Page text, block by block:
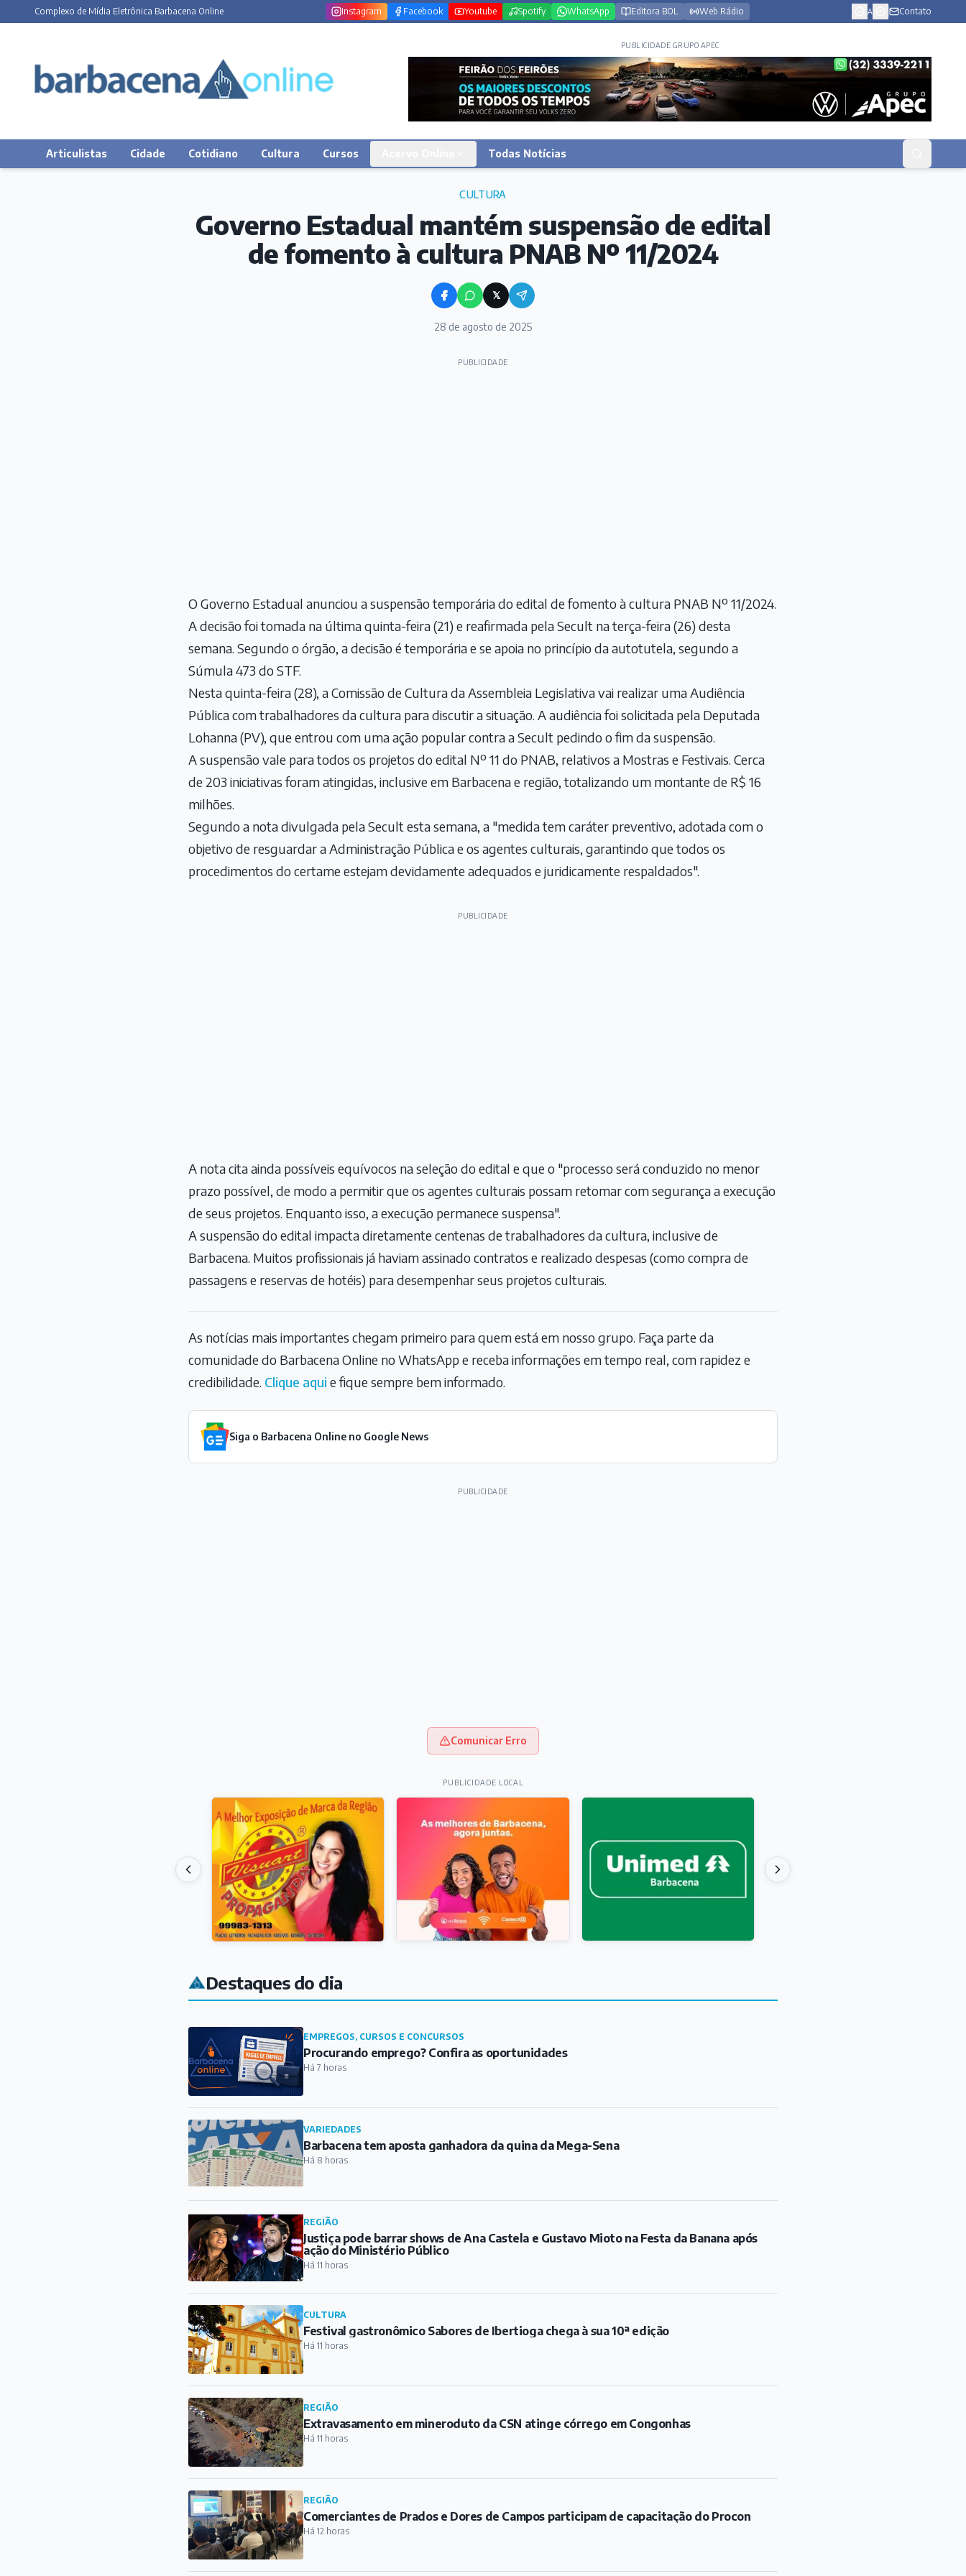
Complexo de Mídia Eletrônica Barbacena Online Instagram Facebook Youtube Spotify WhatsApp Editora BOL Web Rádio A Contato
PUBLICIDADE GRUPO APEC
Articulistas Cidade Cotidiano Cultura Cursos Todas Notícias
CULTURA
Governo Estadual mantém suspensão de edital
de fomento à cultura PNAB Nº 11/2024
𝕏
28 de agosto de 2025
PUBLICIDADE
O Governo Estadual anunciou a suspensão temporária do edital de fomento à cultura PNAB Nº 11/2024.
A decisão foi tomada na última quinta-feira (21) e reafirmada pela Secult na terça-feira (26) desta
semana. Segundo o órgão, a decisão é temporária e se apoia no princípio da autotutela, segundo a
Súmula 473 do STF.
Nesta quinta-feira (28), a Comissão de Cultura da Assembleia Legislativa vai realizar uma Audiência
Pública com trabalhadores da cultura para discutir a situação. A audiência foi solicitada pela Deputada
Lohanna (PV), que entrou com uma ação popular contra a Secult pedindo o fim da suspensão.
A suspensão vale para todos os projetos do edital Nº 11 do PNAB, relativos a Mostras e Festivais. Cerca
de 203 iniciativas foram atingidas, inclusive em Barbacena e região, totalizando um montante de R$ 16
milhões.
Segundo a nota divulgada pela Secult esta semana, a "medida tem caráter preventivo, adotada com o
objetivo de resguardar a Administração Pública e os agentes culturais, garantindo que todos os
procedimentos do certame estejam devidamente adequados e juridicamente respaldados".
PUBLICIDADE
A nota cita ainda possíveis equívocos na seleção do edital e que o "processo será conduzido no menor
prazo possível, de modo a permitir que os agentes culturais possam retomar com segurança a execução
de seus projetos. Enquanto isso, a execução permanece suspensa".
A suspensão do edital impacta diretamente centenas de trabalhadores da cultura, inclusive de
Barbacena. Muitos profissionais já haviam assinado contratos e realizado despesas (como compra de
passagens e reservas de hotéis) para desempenhar seus projetos culturais.
As notícias mais importantes chegam primeiro para quem está em nosso grupo. Faça parte da
comunidade do Barbacena Online no WhatsApp e receba informações em tempo real, com rapidez e
credibilidade. Clique aqui e fique sempre bem informado.
Siga o Barbacena Online no Google News
PUBLICIDADE
Comunicar Erro
PUBLICIDADE LOCAL
Destaques do dia
EMPREGOS, CURSOS E CONCURSOS
Procurando emprego? Confira as oportunidades
Há 7 horas
VARIEDADES
Barbacena tem aposta ganhadora da quina da Mega-Sena
Há 8 horas
REGIÃO
Justiça pode barrar shows de Ana Castela e Gustavo Mioto na Festa da Banana após
ação do Ministério Público
Há 11 horas
CULTURA
Festival gastronômico Sabores de Ibertioga chega à sua 10ª edição
Há 11 horas
REGIÃO
Extravasamento em mineroduto da CSN atinge córrego em Congonhas
Há 11 horas
REGIÃO
Comerciantes de Prados e Dores de Campos participam de capacitação do Procon
Há 12 horas